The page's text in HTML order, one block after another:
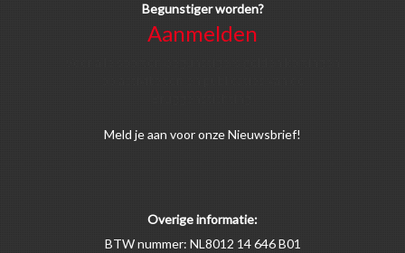
Begunstiger worden?
Aanmelden
Meld je aan voor onze Nieuwsbrief!
Overige informatie:
BTW nummer: NL8012 14 646 B01